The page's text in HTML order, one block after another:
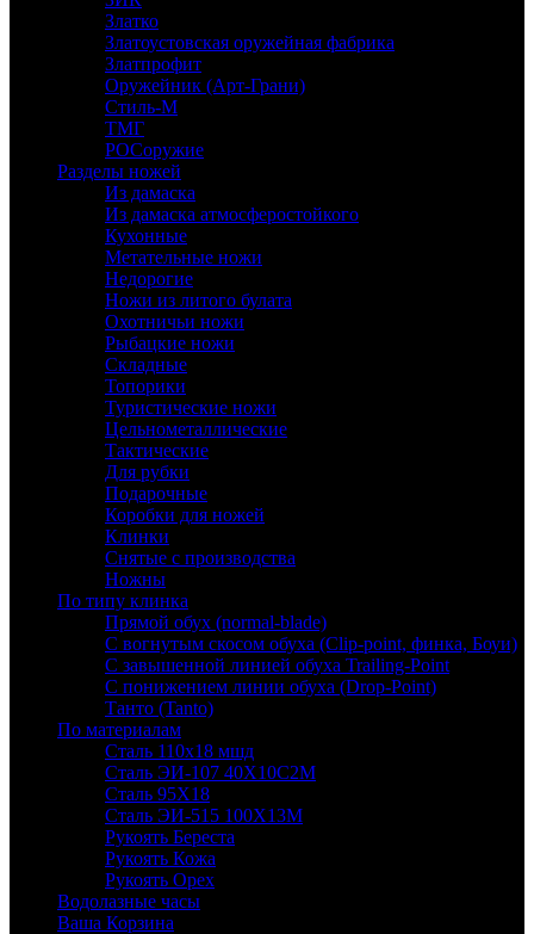
Златко
Златоустовская оружейная фабрика
Златпрофит
Оружейник (Арт-Грани)
Стиль-М
ТМГ
РОСоружие
Разделы ножей
Из дамаска
Из дамаска атмосферостойкого
Кухонные
Метательные ножи
Недорогие
Ножи из литого булата
Охотничьи ножи
Рыбацкие ножи
Складные
Топорики
Туристические ножи
Цельнометаллические
Тактические
Для рубки
Подарочные
Коробки для ножей
Клинки
Снятые с производства
Ножны
По типу клинка
Прямой обух (normal-blade)
С вогнутым скосом обуха (Clip-point, финка, Боуи)
С завышенной линией обуха Trailing-Point
С понижением линии обуха (Drop-Point)
Танто (Tanto)
По материалам
Сталь 110х18 мшд
Сталь ЭИ-107 40Х10С2М
Сталь 95Х18
Сталь ЭИ-515 100Х13М
Рукоять Береста
Рукоять Кожа
Рукоять Орех
Водолазные часы
Ваша Корзина